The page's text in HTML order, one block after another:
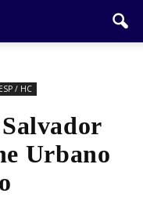
/ HC
Urbano